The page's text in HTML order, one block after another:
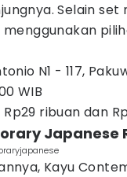
Selain set
N1 - 117,
WIB
Rp29 ribuan dan
Japanese
Kayu